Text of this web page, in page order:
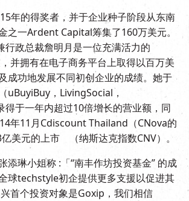
年的得奖者，并于企业种子阶段从东南
之一Ardent Capital筹集了160万美元。
行政总裁詹明月是一位充满活力的
并拥有在电子商务平台上取得以百万美
成功地发展不同初创企业的成绩。她于
uBuyiBuy，LivingSocial，
于一年内超过10倍增长的营业额，同
年11月Cdiscount Thailand（CNova的
美元的上市 （纳斯达克指数CNV）。
添琳小姐称 :「“南丰作坊投资基金” 的成
球techstyle初企提供更多支援以促进其
首个投资对象是Goxip，我们相信